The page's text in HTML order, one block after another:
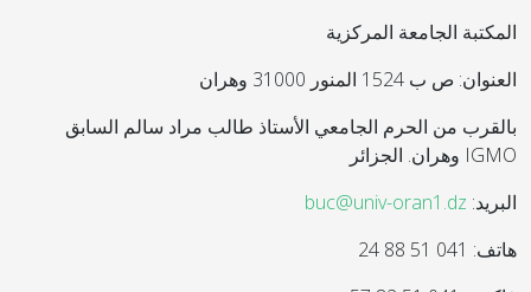
المكتبة الجامعة المركزية
العنوان: ص ب 1524 المنور 31000 وهران
بالقرب من الحرم الجامعي الأستاذ طالب مراد سالم السابق
IGMO وهران. الجزائر
البريد: buc@univ-oran1.dz
هاتف: 041 51 88 24